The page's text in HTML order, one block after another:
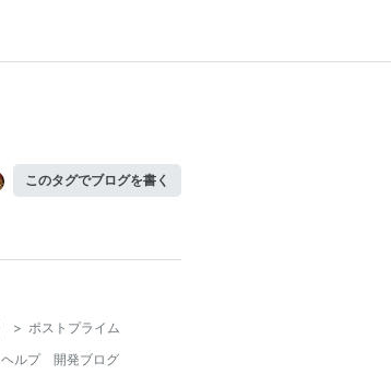
このタグでブログを書く
> ポストプライム
ヘルプ
開発ブログ